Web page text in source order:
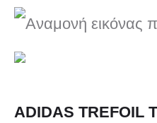
ADIDAS TREFOIL